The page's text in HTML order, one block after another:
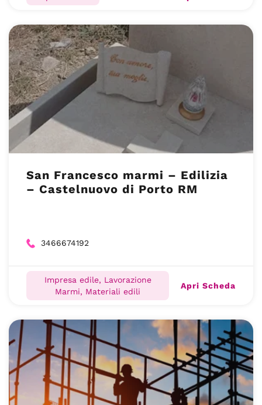
San Francesco marmi – Edilizia
– Castelnuovo di Porto RM
3466674192
Impresa edile, Lavorazione
Marmi, Materiali edili
Apri Scheda